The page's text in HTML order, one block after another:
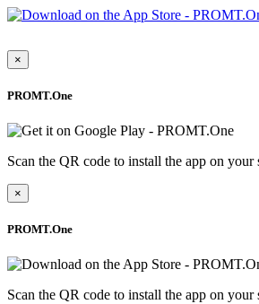
×
PROMT.One
Scan the QR code to install the app on your
×
PROMT.One
Scan the QR code to install the app on your